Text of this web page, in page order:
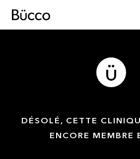
DÉSOLÉ, CETTE
ENCORE MEMBRE